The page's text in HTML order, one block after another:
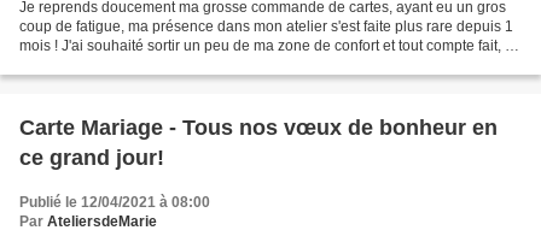
Je reprends doucement ma grosse commande de cartes, ayant eu un gros
coup de fatigue, ma présence dans mon atelier s'est faite plus rare depuis 1
mois ! J'ai souhaité sortir un peu de ma zone de confort et tout compte fait, je
Carte Mariage - Tous nos vœux de bonheur en
ce grand jour!
Publié le 12/04/2021 à 08:00
Par AteliersdeMarie